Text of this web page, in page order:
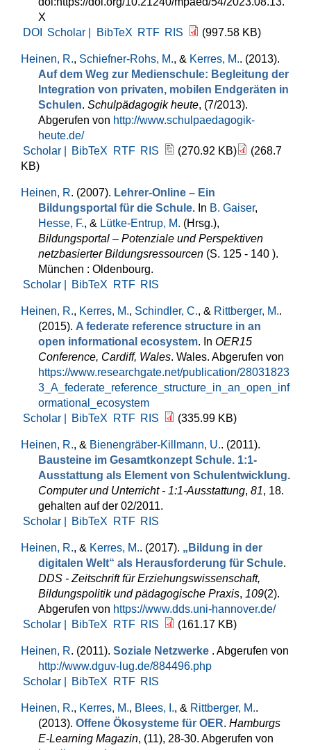
X
DOI
Scholar | BibTeX RTF RIS (997.58 KB)
Heinen, R., Schiefner-Rohs, M., & Kerres, M.. (2013).
Auf dem Weg zur Medienschule: Begleitung der
Integration von privaten, mobilen Endgeräten in
Schulen. Schulpädagogik heute, (7/2013).
Abgerufen von http://www.schulpaedagogik-
heute.de/
Scholar |
BibTeX RTF RIS (270.92 KB)
(268.7
KB)
Heinen, R. (2007). Lehrer-Online – Ein
Bildungsportal für die Schule. In B. Gaiser,
Hesse, F., & Lütke-Entrup, M. (Hrsg.),
Bildungsportal – Potenziale und Perspektiven
netzbasierter Bildungsressourcen (S. 125 - 140 ).
München : Oldenbourg.
Scholar |
BibTeX RTF RIS
Heinen, R., Kerres, M., Schindler, C., & Rittberger, M..
(2015). A federate reference structure in an
open informational ecosystem. In OER15
Conference, Cardiff, Wales. Wales. Abgerufen von
https://www.researchgate.net/publication/28031823
3_A_federate_reference_structure_in_an_open_inf
ormational_ecosystem
Scholar |
BibTeX RTF RIS (335.99 KB)
Heinen, R., & Bienengräber-Killmann, U.. (2011).
Bausteine im Gesamtkonzept Schule. 1:1-
Ausstattung als Element von Schulentwicklung.
Computer und Unterricht - 1:1-Ausstattung, 81, 18.
gehalten auf der 02/2011.
Scholar |
BibTeX RTF RIS
Heinen, R., & Kerres, M.. (2017). „Bildung in der
digitalen Welt“ als Herausforderung für Schule.
DDS - Zeitschrift für Erziehungswissenschaft,
Bildungspolitik und pädagogische Praxis, 109(2).
Abgerufen von https://www.dds.uni-hannover.de/
Scholar |
BibTeX RTF RIS (161.17 KB)
Heinen, R. (2011). Soziale Netzwerke . Abgerufen von
http://www.dguv-lug.de/884496.php
Scholar |
BibTeX RTF RIS
Heinen, R., Kerres, M., Blees, I., & Rittberger, M..
(2013). Offene Ökosysteme für OER. Hamburgs
E-Learning Magazin, (11), 28-30. Abgerufen von